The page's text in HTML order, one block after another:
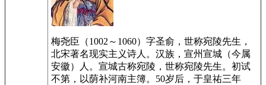
梅尧臣（1002～1060）字圣俞，世称宛陵先生，
北宋著名现实主义诗人。汉族，宣州宣城（今属
安徽）人。宣城古称宛陵，世称宛陵先生。初试
不第，以荫补河南主簿。50岁后，于皇祐三年